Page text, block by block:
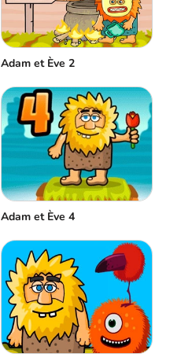
Adam et Ève 2
Adam et Ève 4